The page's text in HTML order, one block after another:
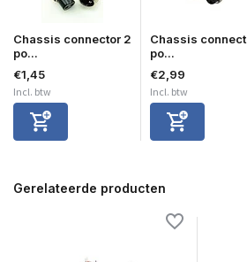
Chassis connector 2
po...
€1,45
Incl. btw
Chassis
po...
€2,99
Incl. btw
Gerelateerde producten